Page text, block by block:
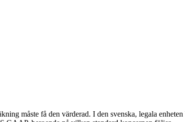
måste få den värderad. I den svenska, legala